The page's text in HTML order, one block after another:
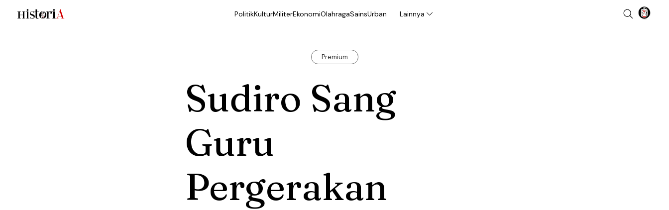
PolitikKulturMiliterEkonomiOlahragaSainsUrban Lainnya
Premium
Sudiro Sang
Guru
Pergerakan